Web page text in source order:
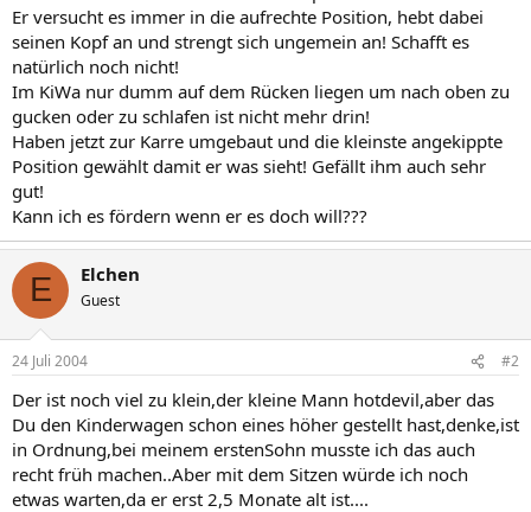
Er versucht es immer in die aufrechte Position, hebt dabei
seinen Kopf an und strengt sich ungemein an! Schafft es
natürlich noch nicht!
Im KiWa nur dumm auf dem Rücken liegen um nach oben zu
gucken oder zu schlafen ist nicht mehr drin!
Haben jetzt zur Karre umgebaut und die kleinste angekippte
Position gewählt damit er was sieht! Gefällt ihm auch sehr
gut!
Kann ich es fördern wenn er es doch will???
E Elchen
Guest
24 Juli 2004 #2
Der ist noch viel zu klein,der kleine Mann hotdevil,aber das
Du den Kinderwagen schon eines höher gestellt hast,denke,ist
in Ordnung,bei meinem erstenSohn musste ich das auch
recht früh machen..Aber mit dem Sitzen würde ich noch
etwas warten,da er erst 2,5 Monate alt ist....